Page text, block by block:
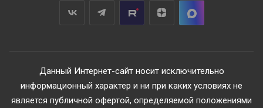
Данный Интернет-сайт носит исключительно
информационный характер и ни при каких условиях не
является публичной офертой, определяемой положениями